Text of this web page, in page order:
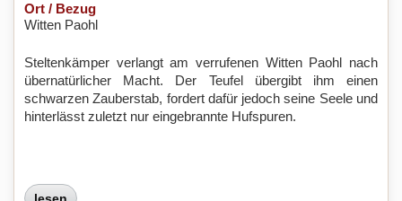
Ort / Bezug
Witten Paohl
Steltenkämper verlangt am verrufenen Witten Paohl nach
übernatürlicher Macht. Der Teufel übergibt ihm einen
schwarzen Zauberstab, fordert dafür jedoch seine Seele und
hinterlässt zuletzt nur eingebrannte Hufspuren.